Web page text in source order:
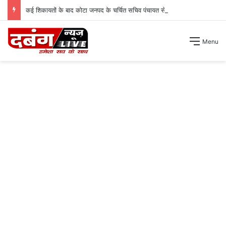
कई शिकायतों के बाद कोटा जनपद के चर्चित सचिव पंचायत से हटाए गए ।
Menu